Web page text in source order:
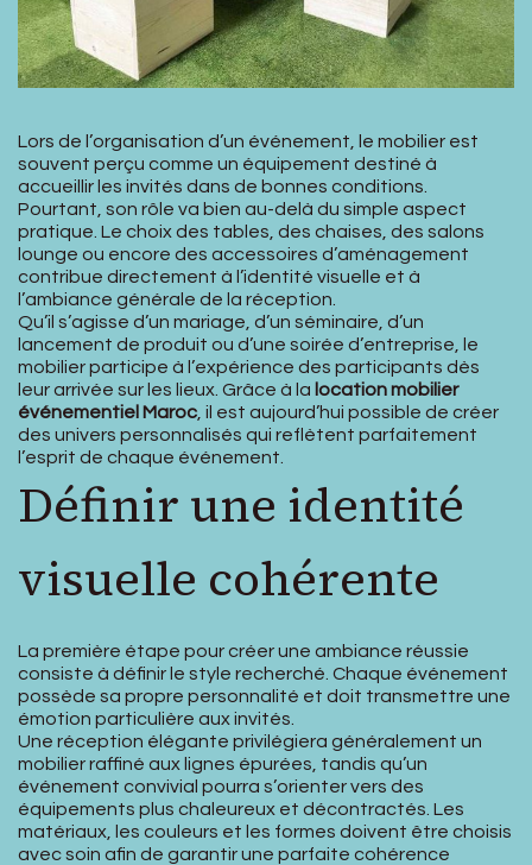
Lors de l’organisation d’un événement, le mobilier est
souvent perçu comme un équipement destiné à
accueillir les invités dans de bonnes conditions.
Pourtant, son rôle va bien au-delà du simple aspect
pratique. Le choix des tables, des chaises, des salons
lounge ou encore des accessoires d’aménagement
contribue directement à l’identité visuelle et à
l’ambiance générale de la réception.
Qu’il s’agisse d’un mariage, d’un séminaire, d’un
lancement de produit ou d’une soirée d’entreprise, le
mobilier participe à l’expérience des participants dès
leur arrivée sur les lieux. Grâce à la location mobilier
événementiel Maroc , il est aujourd’hui possible de créer
des univers personnalisés qui reflètent parfaitement
l’esprit de chaque événement.
Définir une identité
visuelle cohérente
La première étape pour créer une ambiance réussie
consiste à définir le style recherché. Chaque événement
possède sa propre personnalité et doit transmettre une
émotion particulière aux invités.
Une réception élégante privilégiera généralement un
mobilier raffiné aux lignes épurées, tandis qu’un
événement convivial pourra s’orienter vers des
équipements plus chaleureux et décontractés. Les
matériaux, les couleurs et les formes doivent être choisis
avec soin afin de garantir une parfaite cohérence